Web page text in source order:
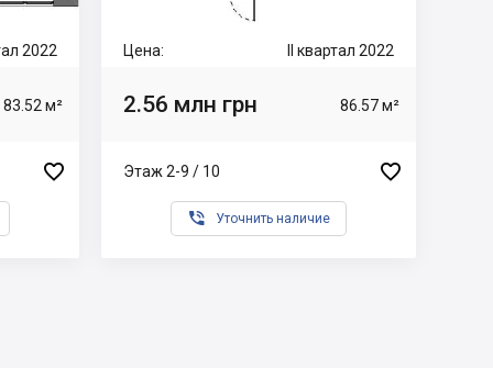
2022
83.52 м²

Цена: II квартал 2022
2.56 млн грн 86.57 м²
Этаж 2-9 / 10 
 Уточнить наличие